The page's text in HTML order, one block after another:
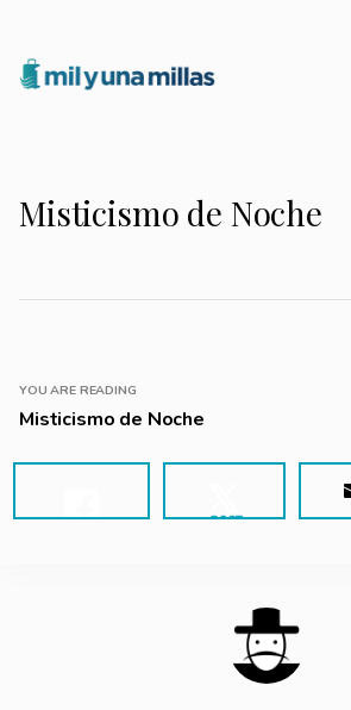
Misticismo de Noche
YOU ARE READING
Misticismo de Noche
POST